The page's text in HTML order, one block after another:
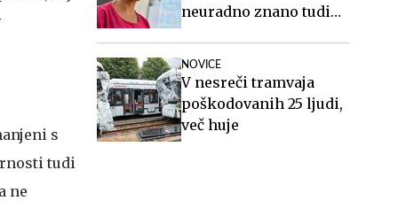
s
tudi
ne
neuradno znano tudi
NOVICE
V nesreči tramvaja
poškodovanih 25 ljudi,
več huje